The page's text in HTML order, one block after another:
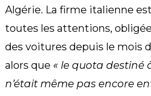
Algérie. La firme italienne
toutes les attentions,
des voitures depuis le mois
alors que « le quota destiné
n’était même pas encore